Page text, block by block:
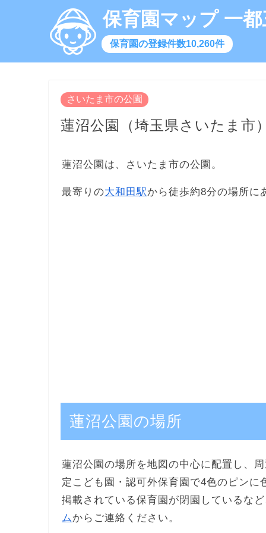
保育園マップ 一
保育園の登録件数10,260件
さいたま市の公園
蓮沼公園（埼玉県さいたま市
蓮沼公園は、さいたま市の公園。
最寄りの大和田駅から徒歩約8分の場所に
蓮沼公園の場所
蓮沼公園の場所を地図の中心に配置し、
定こども園・認可外保育園で4色のピンに
掲載されている保育園が閉園しているな
ム からご連絡ください。